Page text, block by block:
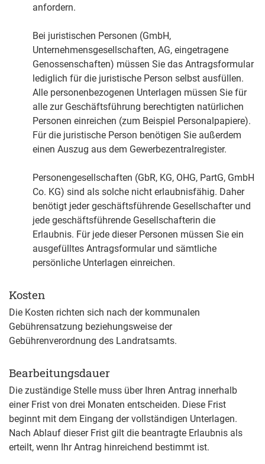
anfordern.
Bei juristischen Personen (GmbH,
Unternehmensgesellschaften, AG, eingetragene
Genossenschaften) müssen Sie das Antragsformular
lediglich für die juristische Person selbst ausfüllen.
Alle personenbezogenen Unterlagen müssen Sie für
alle zur Geschäftsführung berechtigten natürlichen
Personen einreichen (zum Beispiel Personalpapiere).
Für die juristische Person benötigen Sie außerdem
einen Auszug aus dem Gewerbezentralregister.
Personengesellschaften (GbR, KG, OHG, PartG, GmbH
Co. KG) sind als solche nicht erlaubnisfähig. Daher
benötigt jeder geschäftsführende Gesellschafter und
jede geschäftsführende Gesellschafterin die
Erlaubnis. Für jede dieser Personen müssen Sie ein
ausgefülltes Antragsformular und sämtliche
persönliche Unterlagen einreichen.
Kosten
Die Kosten richten sich nach der kommunalen
Gebührensatzung beziehungsweise der
Gebührenverordnung des Landratsamts.
Bearbeitungsdauer
Die zuständige Stelle muss über Ihren Antrag innerhalb
einer Frist von drei Monaten entscheiden. Diese Frist
beginnt mit dem Eingang der vollständigen Unterlagen.
Nach Ablauf dieser Frist gilt die beantragte Erlaubnis als
erteilt, wenn Ihr Antrag hinreichend bestimmt ist.